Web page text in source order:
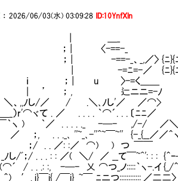
：2026/06/03(水) 03:09:28 ID:10YnfXln
| ＿_
； | 〈-==-
| -==-_、_,／
＼ | -=ﾆ=-／ {ﾆ
ヽノ } ｉ ； | u 〉-
| ’ ； , 辷ニニ=-ﾉ ( Y
,,ﾉし/／ / .＼､ﾉし'／ ／
＿＿_）r'⌒ヾて . ／ . . . .
￣｀ヽ ) ｀／ . . . . ._ -─-
；, . . ._､ ''~_､-''^~￣
/ . . ／: :／ ⌒) ) つ
/ﾞ；/ . . . : : ／( ＼/ ／ __
. . .: :, -─- 乂 ⌒つ_ノ:::::｀
i{ /￣i}_ ~￣ ﾆニつ::::::::::::